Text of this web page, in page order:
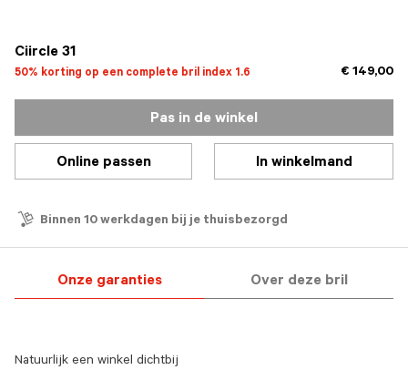
Ciircle 31
50% korting op een complete bril index 1.6 € 149,00
Pas in de winkel
Online passen In winkelmand
Binnen 10 werkdagen bij je thuisbezorgd
Onze garanties Over deze bril
Natuurlijk een winkel dichtbij